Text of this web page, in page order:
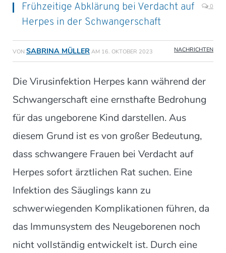
Frühzeitige Abklärung bei Verdacht auf
Herpes in der Schwangerschaft
0
VON SABRINA MÜLLER AM 16. OKTOBER 2023 NACHRICHTEN
Die Virusinfektion Herpes kann während der
Schwangerschaft eine ernsthafte Bedrohung
für das ungeborene Kind darstellen. Aus
diesem Grund ist es von großer Bedeutung,
dass schwangere Frauen bei Verdacht auf
Herpes sofort ärztlichen Rat suchen. Eine
Infektion des Säuglings kann zu
schwerwiegenden Komplikationen führen, da
das Immunsystem des Neugeborenen noch
nicht vollständig entwickelt ist. Durch eine